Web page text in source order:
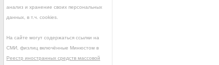
анализ и хранение своих персональных
данных, в т.ч. cookies.
На сайте могут содержаться ссылки на
СМИ, физлиц включённые Минюстом в
Реестр иностранных средств массовой